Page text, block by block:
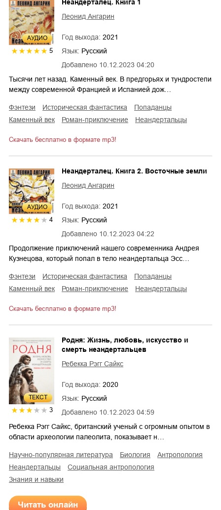
AУДИО
5
Добавлено 10.12.2023 04:20
Неандерталец. Книга 1
Леонид Ангарин
Год выхода: 2021
Язык: Русский
Тысячи лет назад. Каменный век. В предгорьях и тундростепи
между современной Францией и Испанией дож…
фэнтези историческая фантастика
попаданцы
каменный век
роман-приключение неандертальцы
Скачать бесплатно в формате mp3!
AУДИО
4
Добавлено 10.12.2023 04:22
Неандерталец. Книга 2. Восточные земли
Леонид Ангарин
Год выхода: 2021
Язык: Русский
Продолжение приключений нашего современника Андрея
Кузнецова, который попал в тело неандертальца Эсс…
фэнтези историческая фантастика
попаданцы
каменный век
роман-приключение неандертальцы
Скачать бесплатно в формате mp3!
ТЕКСТ
3 Добавлено 10.12.2023 04:59
Родня: Жизнь, любовь, искусство и
смерть неандертальцев
Ребекка Рэгг Сайкс
Год выхода: 2020
Язык: Русский
Ребекка Рэгг Сайкс, британский ученый с огромным опытом в
области археологии палеолита, показывает н…
научно-популярная литература биология
антропология
неандертальцы
социальная антропология
знания и навыки
Читать онлайн